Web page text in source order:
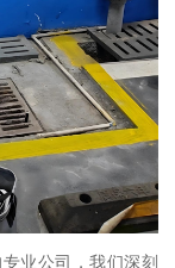
业公司，我们深刻